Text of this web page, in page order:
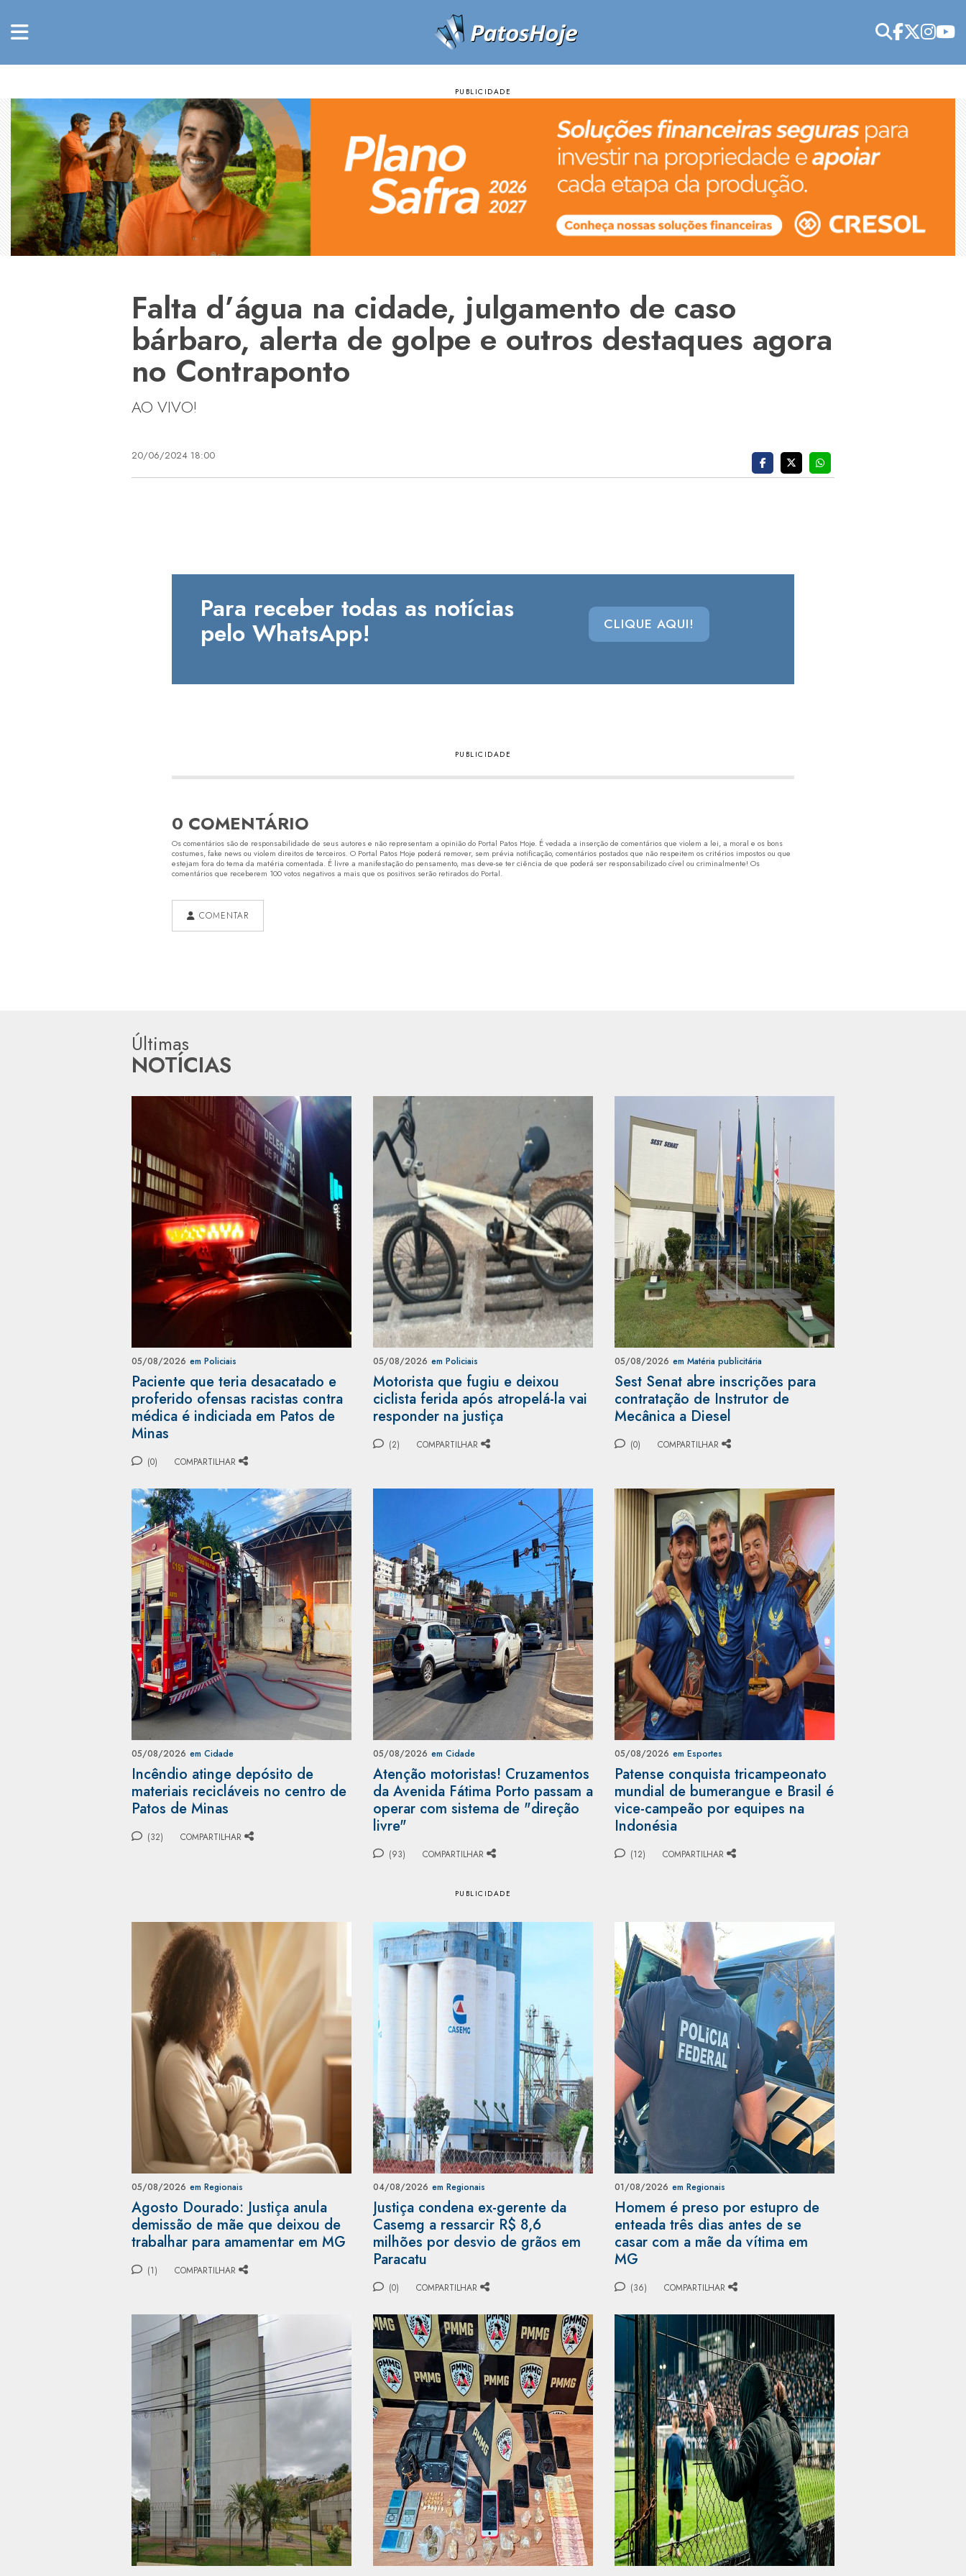
Falta d’água na cidade, julgamento de caso
bárbaro, alerta de golpe e outros destaques agora
no Contraponto
AO VIVO!
20/06/2024 18:00
Para receber todas as notícias
pelo WhatsApp! CLIQUE AQUI!
0 COMENTÁRIO
Os comentários são de responsabilidade de seus autores e não representam a opinião do Portal Patos Hoje. É vedada a inserção de comentários que violem a lei, a moral e os bons
costumes, fake news ou violem direitos de terceiros. O Portal Patos Hoje poderá remover, sem prévia notificação, comentários postados que não respeitem os critérios impostos ou que
estejam fora do tema da matéria comentada. É livre a manifestação do pensamento, mas deve-se ter ciência de que poderá ser responsabilizado cível ou criminalmente! Os
comentários que receberem 100 votos negativos a mais que os positivos serão retirados do Portal.
COMENTAR
Últimas
NOTÍCIAS
05/08/2026 em Policiais
Paciente que teria desacatado e
proferido ofensas racistas contra
médica é indiciada em Patos de
Minas
(0) COMPARTILHAR
05/08/2026 em Policiais
Motorista que fugiu e deixou
ciclista ferida após atropelá-la vai
responder na justiça
(2) COMPARTILHAR
05/08/2026 em Matéria publicitária
Sest Senat abre inscrições para
contratação de Instrutor de
Mecânica a Diesel
(0) COMPARTILHAR
05/08/2026 em Cidade
Incêndio atinge depósito de
materiais recicláveis no centro de
Patos de Minas
(32) COMPARTILHAR
05/08/2026 em Cidade
Atenção motoristas! Cruzamentos
da Avenida Fátima Porto passam a
operar com sistema de "direção
livre"
(93) COMPARTILHAR
05/08/2026 em Esportes
Patense conquista tricampeonato
mundial de bumerangue e Brasil é
vice-campeão por equipes na
Indonésia
(12) COMPARTILHAR
05/08/2026 em Regionais
Agosto Dourado: Justiça anula
demissão de mãe que deixou de
trabalhar para amamentar em MG
(1) COMPARTILHAR
04/08/2026 em Regionais
Justiça condena ex-gerente da
Casemg a ressarcir R$ 8,6
milhões por desvio de grãos em
Paracatu
(0) COMPARTILHAR
01/08/2026 em Regionais
Homem é preso por estupro de
enteada três dias antes de se
casar com a mãe da vítima em
MG
(36) COMPARTILHAR